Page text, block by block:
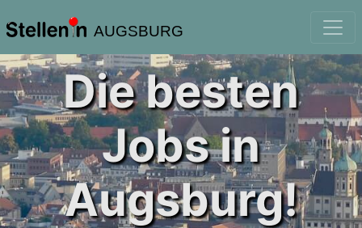
AUGSBURG
Die besten
Jobs in
Augsburg!